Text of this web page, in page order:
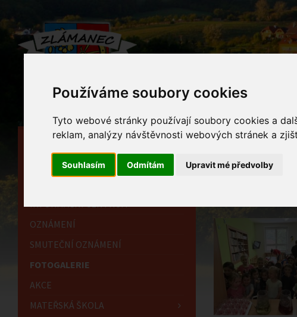
Používáme soubory cookies
Tyto webové stránky používají soubory cookies a
reklam, analýzy návštěvnosti webových stránek a
Souhlasím Odmítám Upravit mé předvolby
HLAVNÍ STRÁNKA
OBECNÍ ÚŘAD
INFORMAČNÍ CENTRUM
OZNÁMENÍ
SMUTEČNÍ OZNÁMENÍ
FOTOGALERIE
AKCE
MATEŘSKÁ ŠKOLA